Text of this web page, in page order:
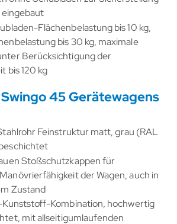
Flächenbelastung bis 10 kg,
bis 30 kg, maximale
Berücksichtigung der
bis 120 kg
45 Gerätewagens
Feinstruktur matt, grau (RAL
Stoßschutzkappen für
der Wagen, auch in
Zustand
Kunststoff-Kombination, hochwertig
mit allseitigumlaufenden